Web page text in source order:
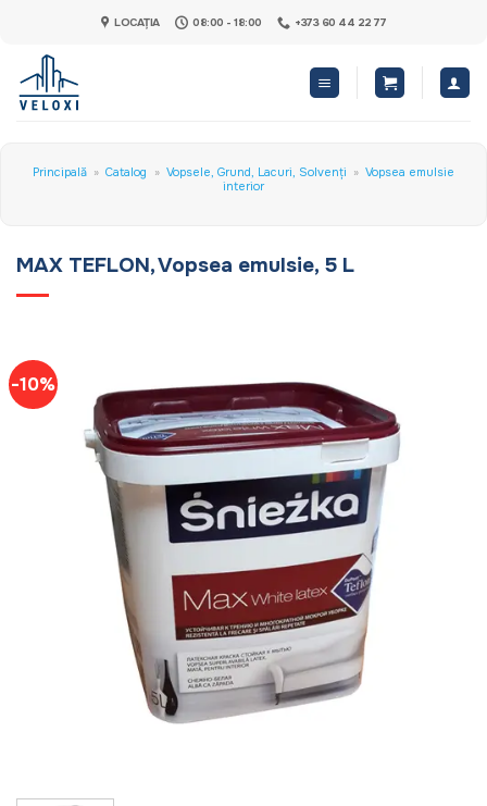
content
LOCAȚIA 08:00 - 18:00 +373 60 44 22 77
Principală » Catalog » Vopsele, Grund, Lacuri, Solvenți » Vopsea emulsie
interior
MAX TEFLON, Vopsea emulsie, 5 L
-10%